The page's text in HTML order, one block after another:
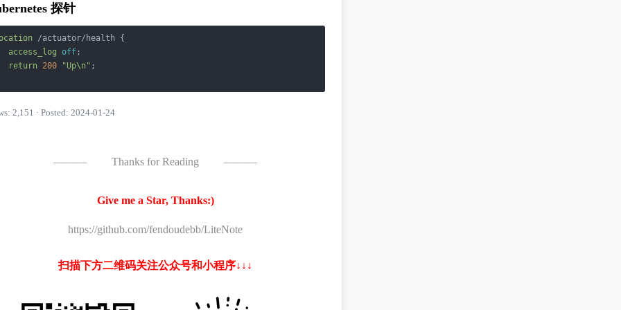
探针
/actuator/health {
access_log off;
return 200 "Up\n" ;
2,151 · Posted: 2024-01-24
——— Thanks for Reading ———
Give me a Star, Thanks:)
https://github.com/fendoudebb/LiteNote
扫描下方二维码关注公众号和小程序↓↓↓